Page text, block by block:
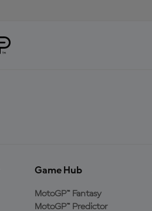
Game Hub
MotoGP™ Fantasy
MotoGP™ Predictor